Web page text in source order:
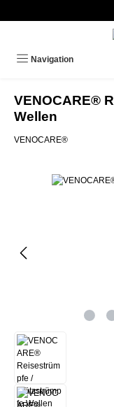
Navigation
VENOCARE®
Wellen
VENOCARE®
Bildergalerie